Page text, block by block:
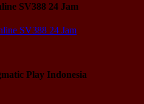
SV388 24 Jam
Play Indonesia